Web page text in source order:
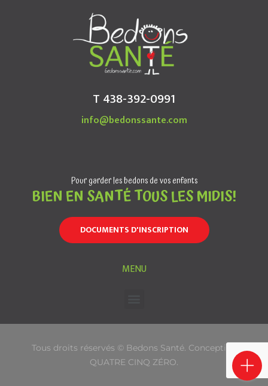
T 438-392-0991
info@bedonssante.com
Pour garder les bedons de vos enfants
BIEN EN SANTÉ TOUS LES MIDIS!
DOCUMENTS D'INSCRIPTION
MENU
Tous droits réservés © Bedons Santé. Conception
QUATRE CINQ ZÉRO.